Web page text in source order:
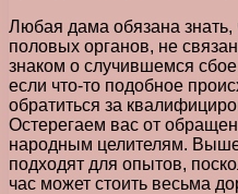
Любая дама обязана знать,
половых органов, не
знаком о случившемся
если что-то подобное
обратиться за
Остерегаем вас от
народным целителям.
подходят для опытов,
час может стоить весьма